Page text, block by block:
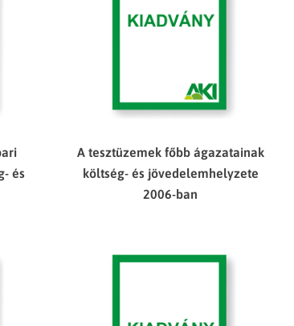
és
A tesztüzemek főbb ágazatainak
költség- és jövedelemhelyzete
2006-ban